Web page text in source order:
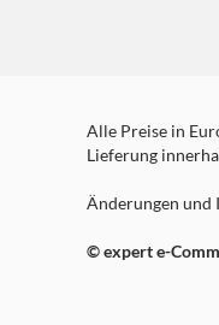
Alle Preise in
Lieferung
Änderungen und
© expert e-